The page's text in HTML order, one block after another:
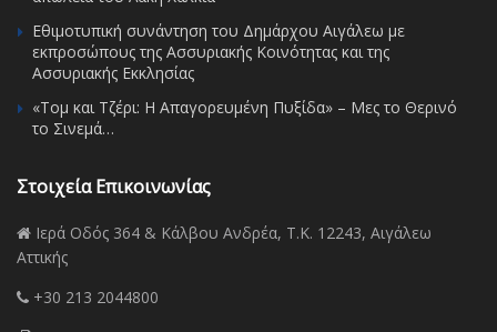
Εθιμοτυπική συνάντηση του Δημάρχου Αιγάλεω με
εκπροσώπους της Ασσυριακής Κοινότητας και της
Ασσυριακής Εκκλησίας
«Τομ και Τζέρι: Η Απαγορευμένη Πυξίδα» – Μες το Θερινό
το Σινεμά…
Στοιχεία Επικοινωνίας
Ιερά Οδός 364 & Κάλβου Ανδρέα, Τ.Κ. 12243, Αιγάλεω
Αττικής
+30 213 2044800